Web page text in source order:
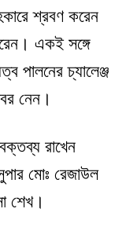
শ্রবণ করেন
একই সঙ্গে
পালনের চ্যালেঞ্জ
নেন।
রাখেন
মোঃ রেজাউল
শেখ।